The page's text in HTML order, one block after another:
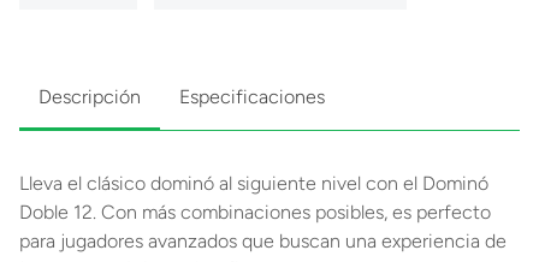
Descripción Especificaciones
Lleva el clásico dominó al siguiente nivel con el Dominó
Doble 12. Con más combinaciones posibles, es perfecto
para jugadores avanzados que buscan una experiencia de